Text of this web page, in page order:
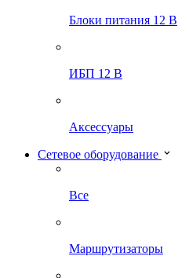
Блоки питания 12 В
ИБП 12 В
Аксессуары
Сетевое оборудование
Все
Маршрутизаторы